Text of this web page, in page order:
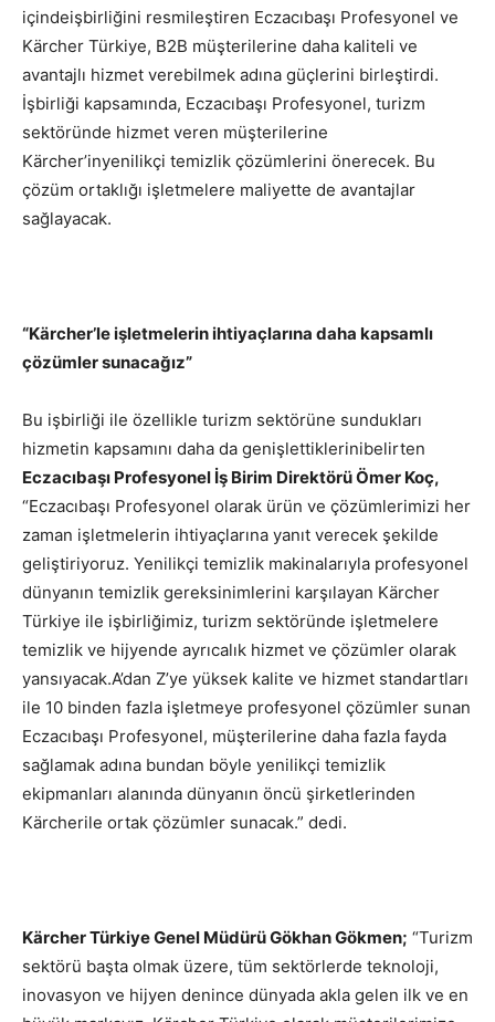
içindeişbirliğini resmileştiren Eczacıbaşı Profesyonel ve
Kärcher Türkiye, B2B müşterilerine daha kaliteli ve
avantajlı hizmet verebilmek adına güçlerini birleştirdi.
İşbirliği kapsamında, Eczacıbaşı Profesyonel, turizm
sektöründe hizmet veren müşterilerine
Kärcher’inyenilikçi temizlik çözümlerini önerecek. Bu
çözüm ortaklığı işletmelere maliyette de avantajlar
sağlayacak.
“Kärcher’le işletmelerin ihtiyaçlarına daha kapsamlı
çözümler sunacağız”
Bu işbirliği ile özellikle turizm sektörüne sundukları
hizmetin kapsamını daha da genişlettiklerinibelirten
Eczacıbaşı Profesyonel İş Birim Direktörü Ömer Koç,
“Eczacıbaşı Profesyonel olarak ürün ve çözümlerimizi her
zaman işletmelerin ihtiyaçlarına yanıt verecek şekilde
geliştiriyoruz. Yenilikçi temizlik makinalarıyla profesyonel
dünyanın temizlik gereksinimlerini karşılayan Kärcher
Türkiye ile işbirliğimiz, turizm sektöründe işletmelere
temizlik ve hijyende ayrıcalık hizmet ve çözümler olarak
yansıyacak.A’dan Z’ye yüksek kalite ve hizmet standartları
ile 10 binden fazla işletmeye profesyonel çözümler sunan
Eczacıbaşı Profesyonel, müşterilerine daha fazla fayda
sağlamak adına bundan böyle yenilikçi temizlik
ekipmanları alanında dünyanın öncü şirketlerinden
Kärcherile ortak çözümler sunacak.” dedi.
Kärcher Türkiye Genel Müdürü Gökhan Gökmen; “Turizm
sektörü başta olmak üzere, tüm sektörlerde teknoloji,
inovasyon ve hijyen denince dünyada akla gelen ilk ve en